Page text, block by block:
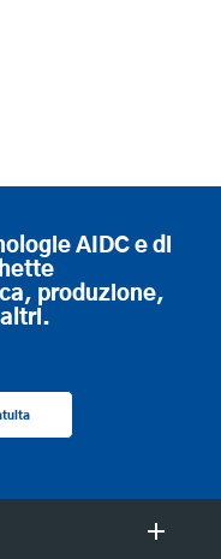
AIDC e di
produzione,